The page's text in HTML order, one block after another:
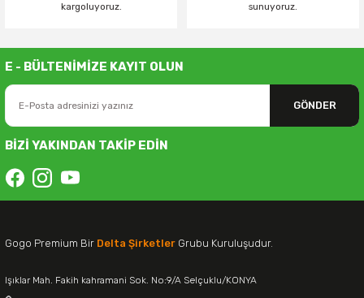
kargoluyoruz.
sunuyoruz.
E - BÜLTENİMİZE KAYIT OLUN
GÖNDER
BİZİ YAKINDAN TAKİP EDİN
Gogo Premium Bir Delta Şirketler Grubu Kuruluşudur.
Işıklar Mah. Fakih kahramani Sok. No:9/A Selçuklu/KONYA